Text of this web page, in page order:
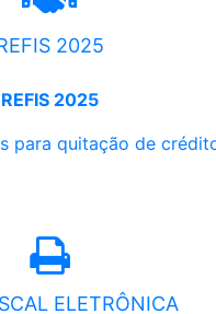
2025
REFIS 2025
para quitação de
ELETRÔNICA